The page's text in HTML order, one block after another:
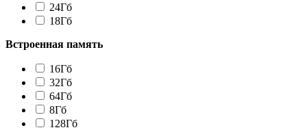
24Гб
18Гб
Встроенная память
16Гб
32Гб
64Гб
8Гб
128Гб